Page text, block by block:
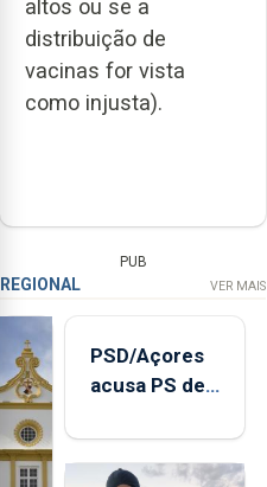
altos ou se a
distribuição de
vacinas for vista
como injusta).
PUB
REGIONAL VER MAIS
PSD/Açores
acusa PS de
contraditória"
sobre